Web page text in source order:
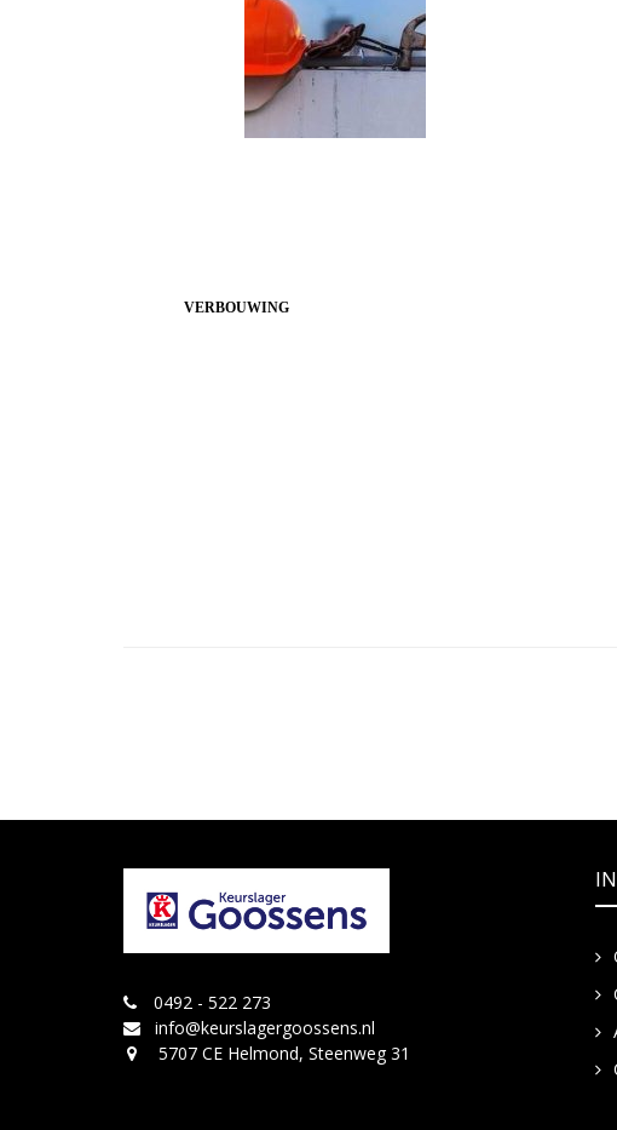
VERBOUWING
0492 - 522 273
info@keurslagergoossens.nl
5707 CE Helmond, Steenweg 31